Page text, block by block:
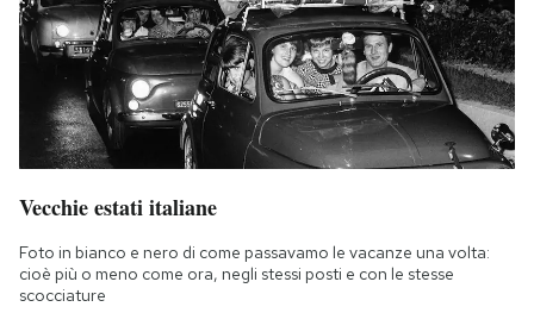
Vecchie estati italiane
Foto in bianco e nero di come passavamo le vacanze una volta:
cioè più o meno come ora, negli stessi posti e con le stesse
scocciature